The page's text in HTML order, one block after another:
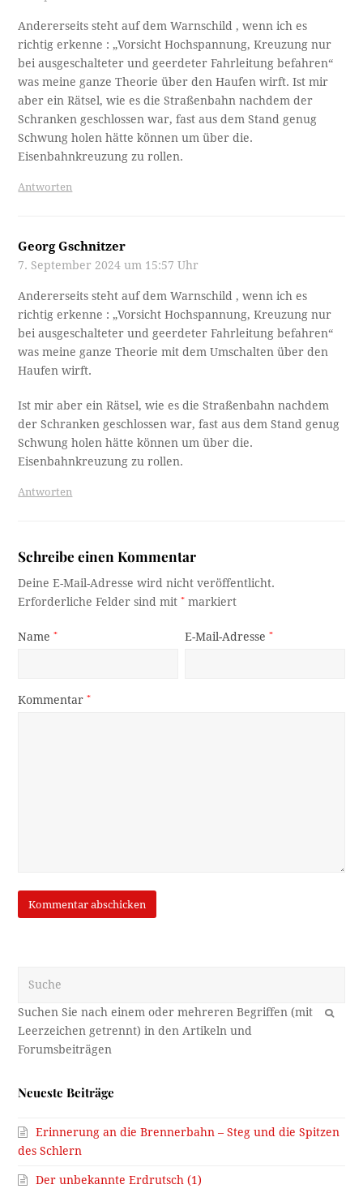
Andererseits steht auf dem Warnschild , wenn ich es
richtig erkenne : „Vorsicht Hochspannung, Kreuzung nur
bei ausgeschalteter und geerdeter Fahrleitung befahren“
was meine ganze Theorie über den Haufen wirft. Ist mir
aber ein Rätsel, wie es die Straßenbahn nachdem der
Schranken geschlossen war, fast aus dem Stand genug
Schwung holen hätte können um über die.
Eisenbahnkreuzung zu rollen.
Antworten
Georg Gschnitzer
7. September 2024 um 15:57 Uhr
Andererseits steht auf dem Warnschild , wenn ich es
richtig erkenne : „Vorsicht Hochspannung, Kreuzung nur
bei ausgeschalteter und geerdeter Fahrleitung befahren“
was meine ganze Theorie mit dem Umschalten über den
Haufen wirft.
Ist mir aber ein Rätsel, wie es die Straßenbahn nachdem
der Schranken geschlossen war, fast aus dem Stand genug
Schwung holen hätte können um über die.
Eisenbahnkreuzung zu rollen.
Antworten
Schreibe einen Kommentar
Deine E-Mail-Adresse wird nicht veröffentlicht.
Erforderliche Felder sind mit* markiert
Name* E-Mail-Adresse*
Kommentar*
OK
Neueste Beiträge
Erinnerung an die Brennerbahn – Steg und die Spitzen
des Schlern
Der unbekannte Erdrutsch (1)